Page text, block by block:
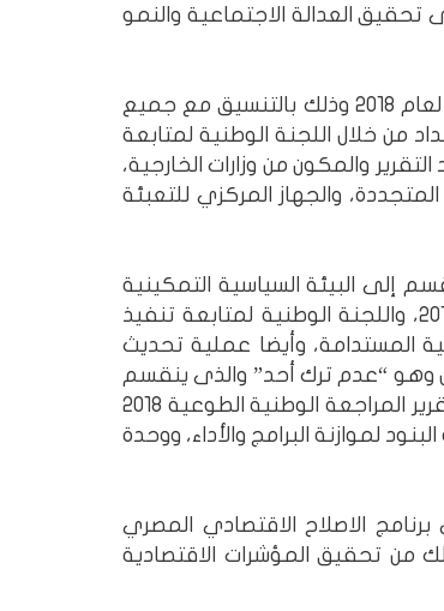
العدالة الاجتماعية والنمو
وكانت وزارة التخطيط والمتابعة والإصلاح الإداري قد قادت عملية إعداد تقرير المراجعة الوطنية الطوعية لعام 2018 وذلك بالتنسيق مع جميع
من خلال اللجنة الوطنية لمتابعة
مجلس الوزراء رقم 1410 لسنة 2017، وفريق عمل إعداد التقرير والمكون من وزارات الخارجية،
والجهاز المركزي للتعبئة
تعرضه غدا د. هاله السعيد ينقسم إلى البيئة السياسية التمكينية
والتى تضم الإطار الحاكم بما يشمله من استراتيجية التنمية المستدامة: رؤية مصر 2030 ودستور عام 2014، واللجنة الوطنية لمتابعة تنفيذ
المستدامة، وأيضا عملية تحديث
وهو “عدم ترك أحد” والذى ينقسم
إلى برامج الحماية الاجتماعية، الاهتمام بذوي الاحتياجات الخاصة، تمكين المرأة والشباب، ويتناول كذلك تقرير المراجعة الوطنية الطوعية 2018
لموازنة البرامج والأداء، ووحدة
الاصلاح الاقتصادي المصري
من تحقيق المؤشرات الاقتصادية